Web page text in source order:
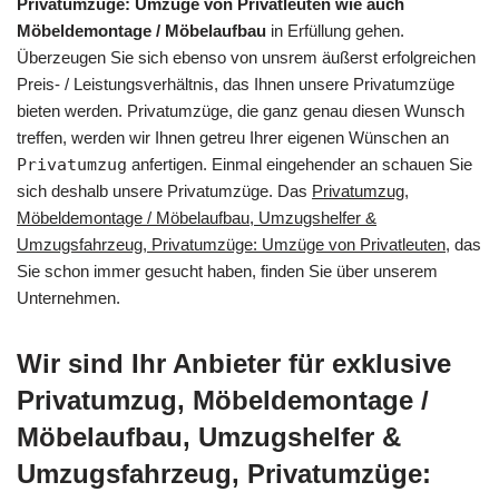
Privatumzüge: Umzüge von Privatleuten wie auch
Möbeldemontage / Möbelaufbau in Erfüllung gehen.
Überzeugen Sie sich ebenso von unsrem äußerst erfolgreichen
Preis- / Leistungsverhältnis, das Ihnen unsere Privatumzüge
bieten werden. Privatumzüge, die ganz genau diesen Wunsch
treffen, werden wir Ihnen getreu Ihrer eigenen Wünschen an
Privatumzug anfertigen. Einmal eingehender an schauen Sie
sich deshalb unsere Privatumzüge. Das Privatumzug,
Möbeldemontage / Möbelaufbau, Umzugshelfer &
Umzugsfahrzeug, Privatumzüge: Umzüge von Privatleuten, das
Sie schon immer gesucht haben, finden Sie über unserem
Unternehmen.
Wir sind Ihr Anbieter für exklusive
Privatumzug, Möbeldemontage /
Möbelaufbau, Umzugshelfer &
Umzugsfahrzeug, Privatumzüge: